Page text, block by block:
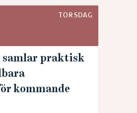
TORSDAG
samlar praktisk
kommande